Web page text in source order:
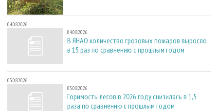
04.08.2026
04.08.2026
В ЯНАО количество грозовых пожаров выросло
в 15 раз по сравнению с прошлым годом
03.08.2026
03.08.2026
Горимость лесов в 2026 году снизилась в 1,5
раза по сравнению с прошлым годом